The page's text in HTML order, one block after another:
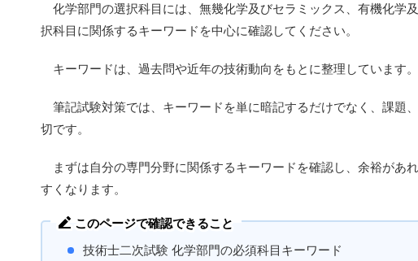
化学部門の選択科目には、無幾化学及びセラミックス、有機化学
択科目に関係するキーワードを中心に確認してください。
キーワードは、過去問や近年の技術動向をもとに整理しています
筆記試験対策では、キーワードを単に暗記するだけでなく、課題
切です。
まずは自分の専門分野に関係するキーワードを確認し、余裕があ
すくなります。
このページで確認できること
技術士二次試験 化学部門の必須科目キーワード